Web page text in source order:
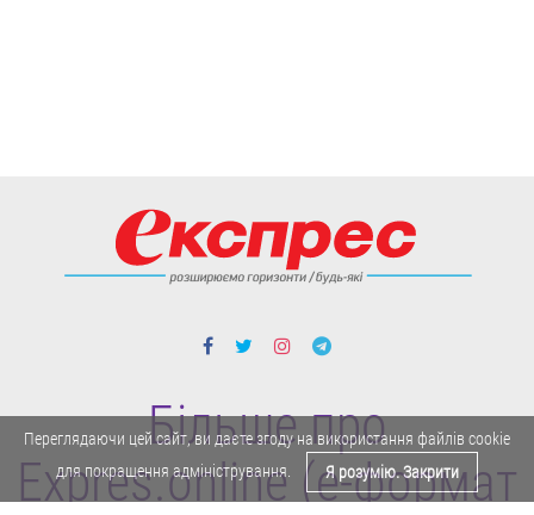
Більше про
Expres.online (e-формат
Переглядаючи цей сайт, ви даєте згоду на використання файлів cookie
для покращення адміністрування.
Я розумію. Закрити